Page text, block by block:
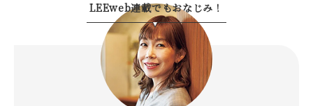
LEEweb連載でもおなじみ！